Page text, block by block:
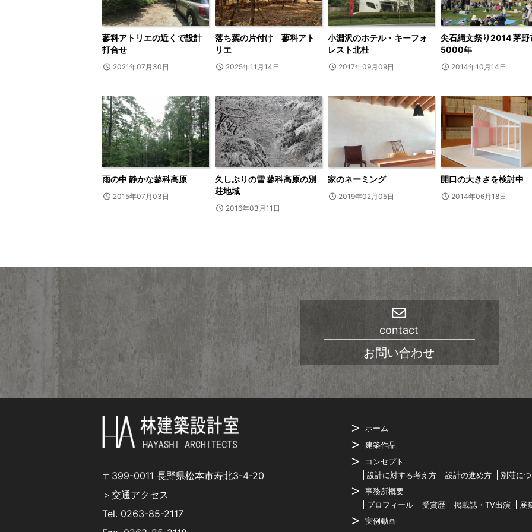
蓼科アトリエの近くで設計
打合せ
2021年07月30日
落ち葉の片付け 蓼科アト
リエ
2025年11月14日
小淵沢のホテル・キーフォ
レスト北杜
2017年09月09日
尖石縄文祭り2014 茅野
5000年
2014年10月14日
雨の中 静かな蓼科高原
2015年07月03日
久しぶりの雪 蓼科高原の別
荘地域
2016年03月11日
家のネーミング
2019年02月05日
開口の大きさを検討中
2014年06月18日
contact
お問い合わせ
〒399-0011 長野県松本市寿北3-4-20
＞交通アクセス
Tel. 0263-85-2117
ホーム
建築作品
コンセプト
設計に対する考え方
設計の進め方
別荘に
事務所概要
プロフィール
受賞歴 掲載誌・TV出演
展
実例動画